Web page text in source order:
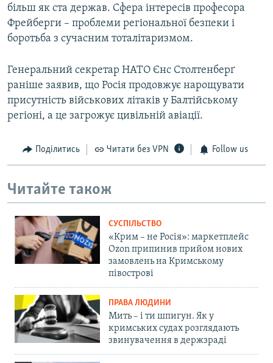
більш як ста держав. Сфера інтересів професора
Фрейберги – проблеми регіональної безпеки і
боротьба з сучасним тоталітаризмом.
Генеральний секретар НАТО Єнс Столтенберґ
раніше заявив, що Росія продовжує нарощувати
присутність військових літаків у Балтійському
регіоні, а це загрожує цивільній авіації.
Поділитись Читати без VPN Follow us
Читайте також
СУСПІЛЬСТВО
«Крим – не Росія»: маркетплейс
Ozon припинив прийом нових
замовлень на Кримському
півострові
ПРАВА ЛЮДИНИ
Мить – і ти шпигун. Як у
кримських судах розглядають
звинувачення в держзраді